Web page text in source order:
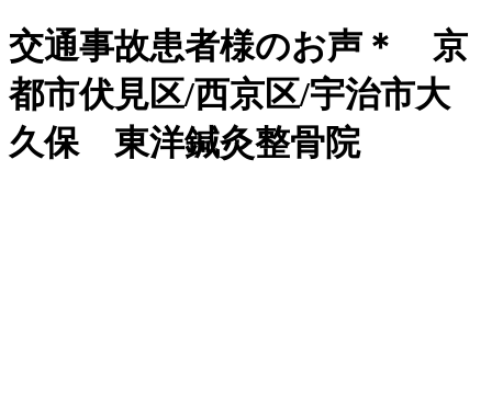
交通事故患者様のお声＊ 京
都市伏見区/西京区/宇治市大
久保 東洋鍼灸整骨院